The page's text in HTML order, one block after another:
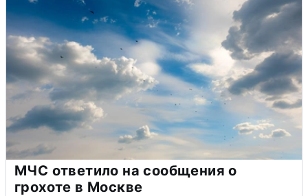
МЧС ответило на сообщения о
грохоте в Москве